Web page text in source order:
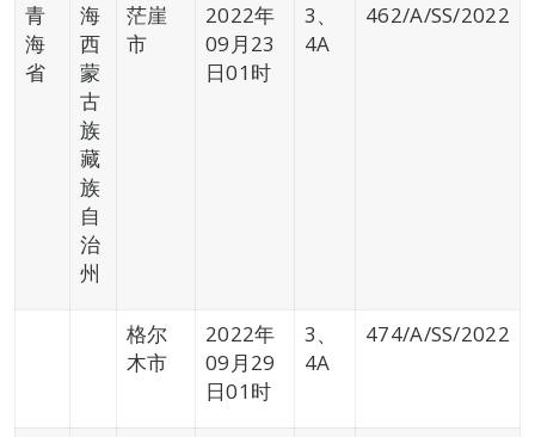
青
海
省
海
西
蒙
古
族
藏
族
自
治
州
茫崖
市
2022年
09月23
日01时
3、
4A
462/A/SS/2022
格尔
木市
2022年
09月29
日01时
3、
4A
474/A/SS/2022